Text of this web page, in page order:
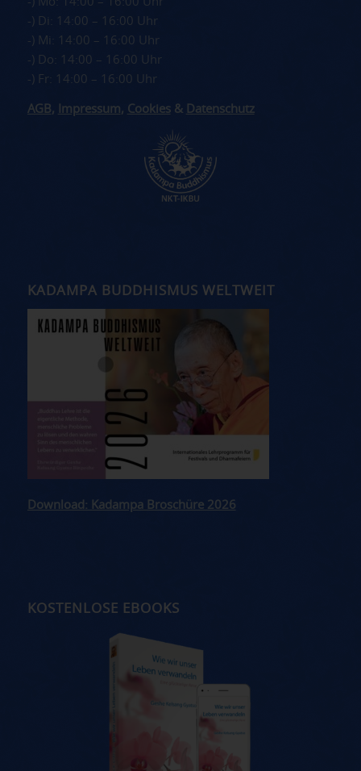
-) Di: 14:00 – 16:00 Uhr
-) Mi: 14:00 – 16:00 Uhr
-) Do: 14:00 – 16:00 Uhr
-) Fr: 14:00 – 16:00 Uhr
AGB , Impressum, Cookies& Datenschutz
KADAMPA BUDDHISMUS WELTWEIT
Download: Kadampa Broschüre 2026
KOSTENLOSE EBOOKS